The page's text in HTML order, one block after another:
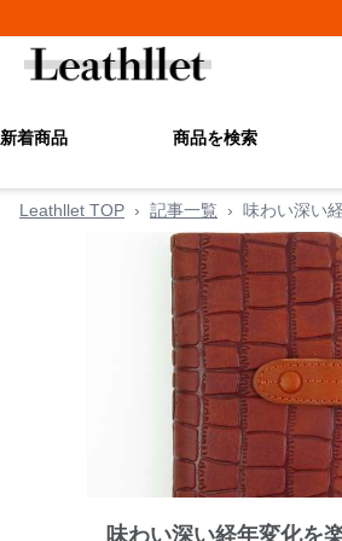
新着商品 商品を検索
Leathllet TOP › 記事一覧 › 味わい深い
味わい深い経年変化を